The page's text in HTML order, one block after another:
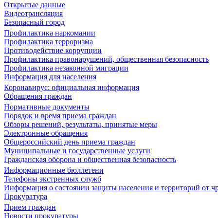
Открытые данные
Видеотрансляция
Безопасный город
Профилактика наркомании
Профилактика терроризма
Противодействие коррупции
Профилактика правонарушений, общественная безопасность
Профилактика незаконной миграции
Информация для населения
Коронавирус: официальная информация
Обращения граждан
Нормативные документы
Порядок и время приема граждан
Обзоры решений, результаты, принятые меры
Электронные обращения
Общероссийский день приема граждан
Муниципальные и государственные услуги
Гражданская оборона и общественная безопасность
Информационные бюллетени
Телефоны экстренных служб
Информация о состоянии защиты населения и территорий от
Прокуратура
Прием граждан
Новости прокуратуры